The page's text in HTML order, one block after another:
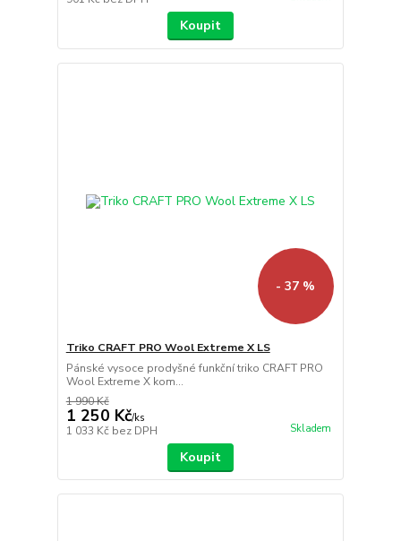
Koupit
- 37 %
Triko CRAFT PRO Wool Extreme X LS
Pánské vysoce prodyšné funkční triko CRAFT PRO
Wool Extreme X kom...
1 990 Kč
1 250 Kč/ks
1 033 Kč bez DPH Skladem
Koupit